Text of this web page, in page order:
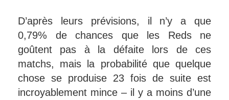
D’après leurs prévisions, il n’y a que
0,79% de chances que les Reds ne
goûtent pas à la défaite lors de ces
matchs, mais la probabilité que quelque
chose se produise 23 fois de suite est
incroyablement mince – il y a moins d’une